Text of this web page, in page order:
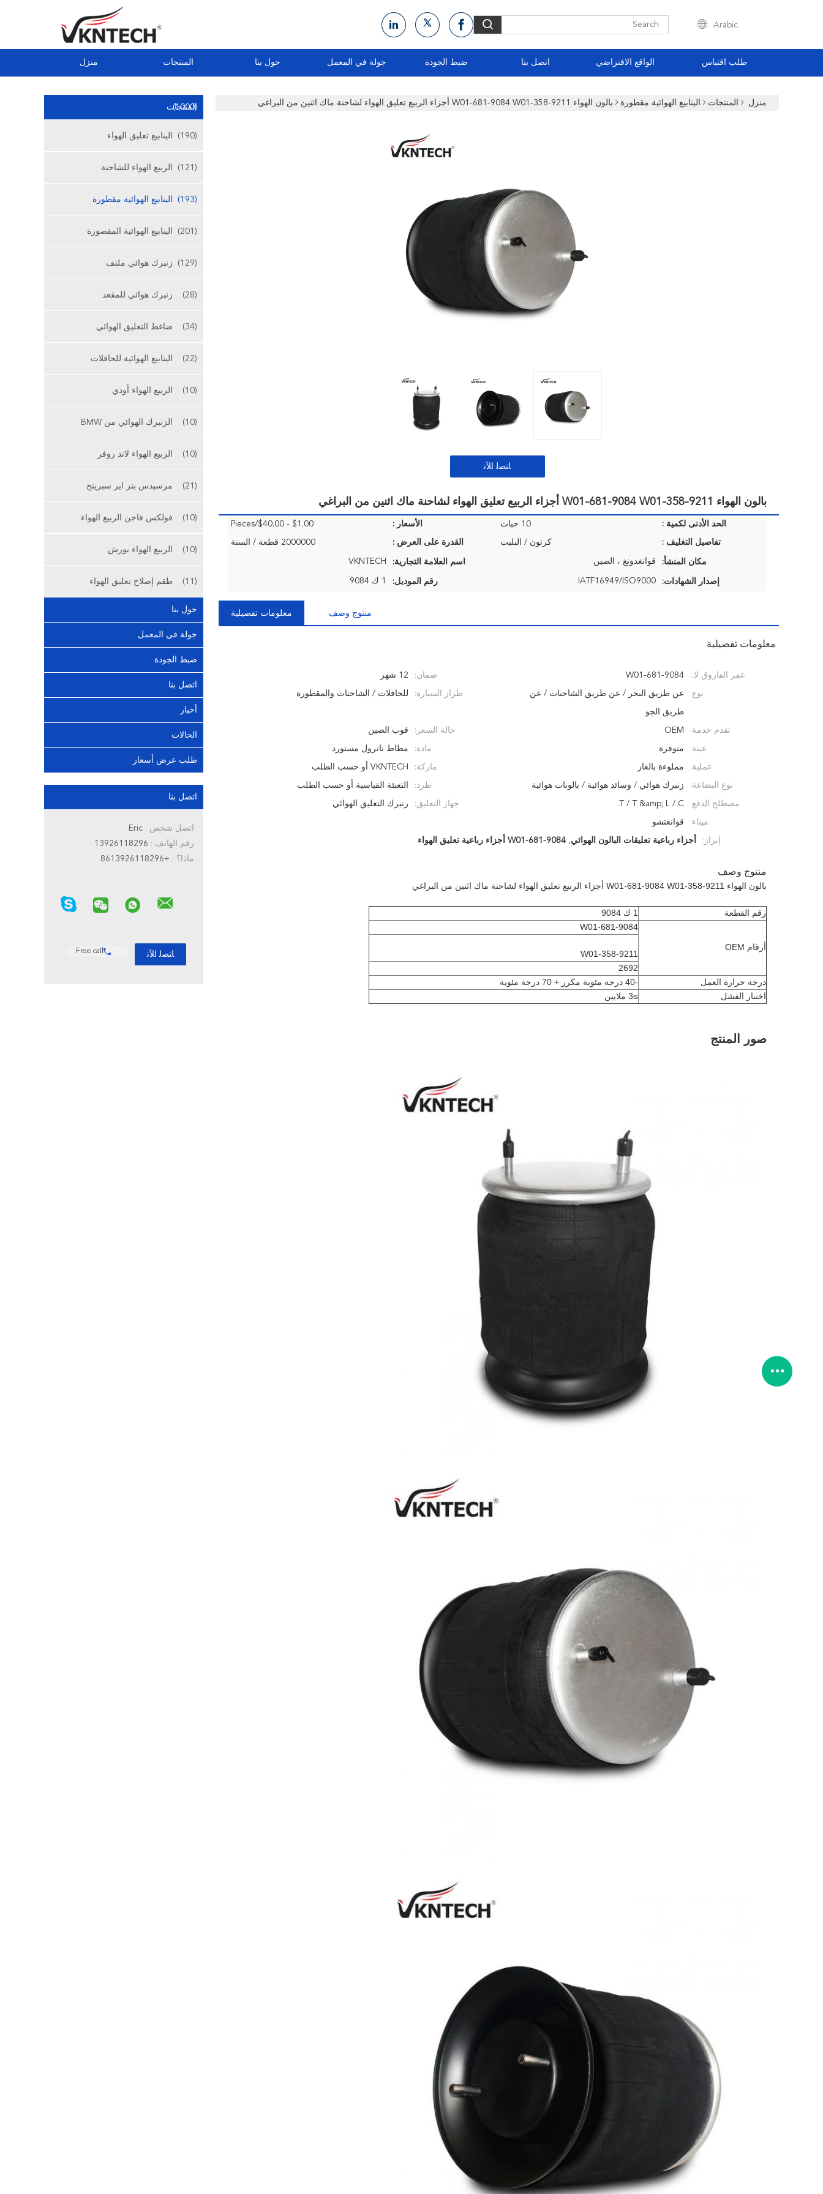
Arabic
منزل المنتجات حول بنا جولة في المعمل ضبط الجودة اتصل بنا الواقع الافتراضي طلب اقتباس
المنتجات(1000)
الينابيع تعليق الهواء (190)
الربيع الهواء للشاحنة (121)
الينابيع الهوائية مقطورة (193)
الينابيع الهوائية المقصورة (201)
زنبرك هوائي ملتف (129)
زنبرك هوائي للمقعد (28)
ضاغط التعليق الهوائي (34)
الينابيع الهوائية للحافلات (22)
الربيع الهواء أودي (10)
الزنبرك الهوائي من BMW (10)
الربيع الهواء لاند روفر (10)
مرسيدس بنز اير سبرينج (21)
فولكس فاجن الربيع الهواء (10)
الربيع الهواء بورش (10)
طقم إصلاح تعليق الهواء (11)
حول بنا
جولة في المعمل
ضبط الجودة
اتصل بنا
أخبار
الحالات
طلب عرض أسعار
اتصل بنا
اتصل شخص :
رقم الهاتف :
ماذا؟ : +8613926118296
Free call
منزل المنتجات الينابيع الهوائية مقطورة بالون الهواء W01-681-9084 W01-358-9211 أجزاء الربيع تعليق الهواء لشاحنة ماك اثنين من البراغي
ﺎﺘﺼﻟ ﺍﻶﻧ
بالون الهواء W01-681-9084 W01-358-9211 أجزاء الربيع تعليق الهواء لشاحنة ماك اثنين من البراغي
الحد الأدنى لكمية : 10 حبات الأسعار : $1.00 - $40.00/Pieces
تفاصيل التغليف : كرتون / البليت القدرة على العرض : 2000000 قطعة / السنة
مكان المنشأ: قوانغدونغ ، الصين اسم العلامة التجارية: VKNTECH
إصدار الشهادات: IATF16949/ISO9000 رقم الموديل: 1 ك 9084
معلومات تفصيلية منتوج وصف
معلومات تفصيلية
عمر الفاروق لا.: W01-681-9084 ضمان: 12 شهر
نوع: عن طريق البحر / عن طريق الشاحنات / عن
طريق الجو
طراز السيارة: للحافلات / الشاحنات والمقطورة
تقدم خدمة: OEM حالة السعر: فوب الصين
عينة: متوفرة مادة: مطاط ناترول مستورد
عملية: مملوءة بالغاز ماركة: VKNTECH أو حسب الطلب
نوع البضاعة: زنبرك هوائي / وسائد هوائية / بالونات هوائية طرد: التعبئة القياسية أو حسب الطلب
مصطلح الدفع: T / T &amp; L / C. جهاز التعليق: زنبرك التعليق الهوائي
ميناء: قوانغتشو
إبراز: أجزاء رباعية تعليقات البالون الهوائي, W01-681-9084 أجزاء رباعية تعليق الهواء
منتوج وصف
بالون الهواء W01-681-9084 W01-358-9211 أجزاء الربيع تعليق الهواء لشاحنة ماك اثنين من البراغي
رقم القطعة 1 ك 9084
أرقام OEM
W01-681-9084
W01-358-9211
2692
درجة حرارة العمل
-40 درجة مئوية مكرر + 70 درجة مئوية
اختبار الفشل
≥3 ملايين
صور المنتج